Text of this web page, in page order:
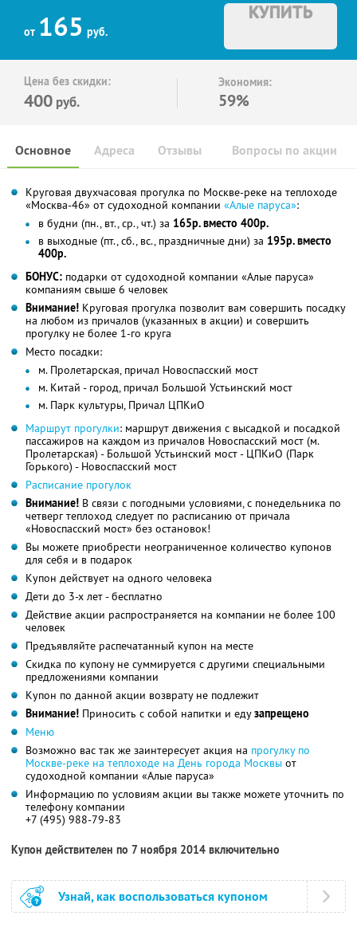
от 165 руб.
КУПИТЬ
Цена без скидки:
400 руб.
Экономия:
59%
Основное Отзывы Вопросы по акции
Адреса
Круговая двухчасовая прогулка по Москве-реке на теплоходе
«Москва-46» от судоходной компании «Алые паруса»:
в будни (пн., вт., ср., чт.) за 165р. вместо 400р.
в выходные (пт., сб., вс., праздничные дни) за 195р. вместо
400р.
БОНУС: подарки от судоходной компании «Алые паруса»
компаниям свыше 6 человек
Внимание! Круговая прогулка позволит вам совершить посадку
на любом из причалов (указанных в акции) и совершить
прогулку не более 1-го круга
Место посадки:
м. Пролетарская, причал Новоспасский мост
м. Китай - город, причал Большой Устьинский мост
м. Парк культуры, Причал ЦПКиО
Маршрут прогулки: маршрут движения с высадкой и посадкой
пассажиров на каждом из причалов Новоспасский мост (м.
Пролетарская) - Большой Устьинский мост - ЦПКиО (Парк
Горького) - Новоспасский мост
Расписание прогулок
Внимание! В связи с погодными условиями, с понедельника по
четверг теплоход следует по расписанию от причала
«Новоспасский мост» без остановок!
Вы можете приобрести неограниченное количество купонов
для себя и в подарок
Купон действует на одного человека
Дети до 3-х лет - бесплатно
Действие акции распространяется на компании не более 100
человек
Предъявляйте распечатанный купон на месте
Скидка по купону не суммируется с другими специальными
предложениями компании
Купон по данной акции возврату не подлежит
Внимание! Приносить с собой напитки и едузапрещено
Меню
Возможно вас так же заинтересует акция на прогулку по
Москве-реке на теплоходе на День города Москвы от
судоходной компании «Алые паруса»
Информацию по условиям акции вы также можете уточнить по
телефону компании
+7 (495) 988-79-83
Купон действителен по 7 ноября 2014 включительно
Узнай, как воспользоваться купоном